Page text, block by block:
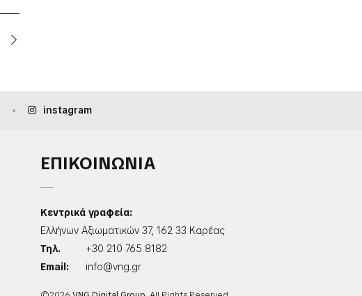
instagram
ΕΠΙΚΟΙΝΩΝΙΑ
Κεντρικά γραφεία:
Ελλήνων Αξιωματικών 37, 162 33 Καρέας
Τηλ.
+30 210 765 8182
Email:
info@vng.gr